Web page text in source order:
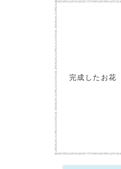
完成したお花